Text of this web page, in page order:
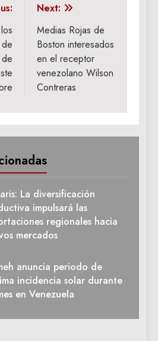
Next:
Medias Rojas de
Boston interesados
en el receptor
venezolano Wilson
Contreras
La diversificación
impulsará las
regionales hacia
mercados
anuncia periodo de
incidencia solar durante
en Venezuela